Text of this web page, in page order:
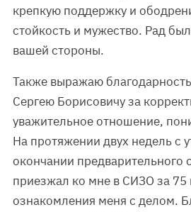
крепкую поддержку и
стойкость и мужество. Рад
вашей стороны.
Также выражаю
Сергею Борисовичу за
уважительное отношение,
На протяжении двух недель с
окончании предварительного
приезжал ко мне в СИЗО за 75
ознакомления меня с делом.